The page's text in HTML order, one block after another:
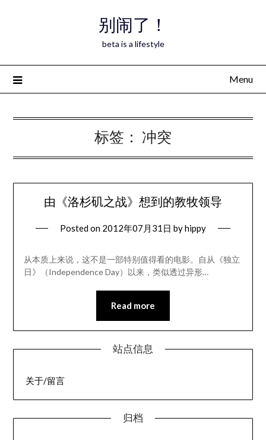
别闹了！
beta is a lifestyle
Menu
标签： 冲突
由《洛杉矶之战》想到的教牧领导
Posted on 2012年07月31日 byhippy
从本质上来说，这不是一部特别值得看的电影。自从《独立
日》（Independence Day）以来，类似透过异形…
Read more
站点信息
关于/留言
归档